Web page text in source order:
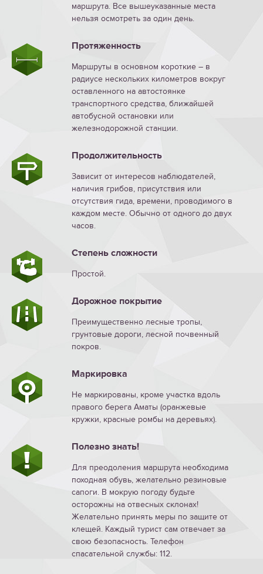
маршрута. Все вышеуказанные места
нельзя осмотреть за один день.
Протяженность
Маршруты в основном короткие – в
радиусе нескольких километров вокруг
оставленного на автостоянке
транспортного средства, ближайшей
автобусной остановки или
железнодорожной станции.
Продолжительность
Зависит от интересов наблюдателей,
наличия грибов, присутствия или
отсутствия гида, времени, проводимого в
каждом месте. Обычно от одного до двух
часов.
Степень сложности
Простой.
Дорожное покрытие
Преимущественно лесные тропы,
грунтовые дороги, лесной почвенный
покров.
Маркировка
Не маркированы, кроме участка вдоль
правого берега Аматы (оранжевые
кружки, красные ромбы на деревьях).
Полезно знать!
Для преодоления маршрута необходима
походная обувь, желательно резиновые
сапоги. В мокрую погоду будьте
осторожны на отвесных склонах!
Желательно принять меры по защите от
клещей. Каждый турист сам отвечает за
свою безопасность. Телефон
спасательной службы: 112.